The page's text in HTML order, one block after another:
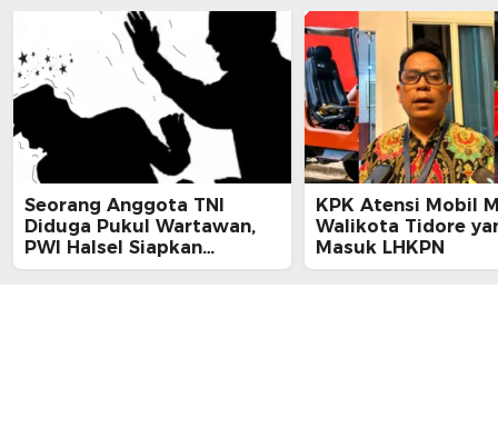
Seorang Anggota TNI
Diduga Pukul Wartawan,
PWI Halsel Siapkan
Langkah Hukum
KPK Atensi Mobil
Walikota Tidore
Masuk LHKPN